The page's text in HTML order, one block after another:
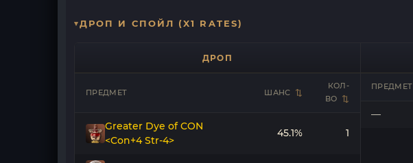
ДРОП И СПОЙЛ (X1 RATES)
ДРОП
ПРЕДМЕТ ШАНС
КОЛ-
ВО
Greater Dye of CON
<Con+4 Str-4>
45.1% 1
ПРЕДМЕТ
—